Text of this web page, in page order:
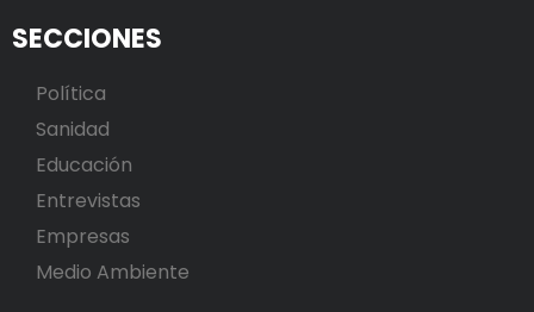
SECCIONES
Política
Sanidad
Educación
Entrevistas
Empresas
Medio Ambiente